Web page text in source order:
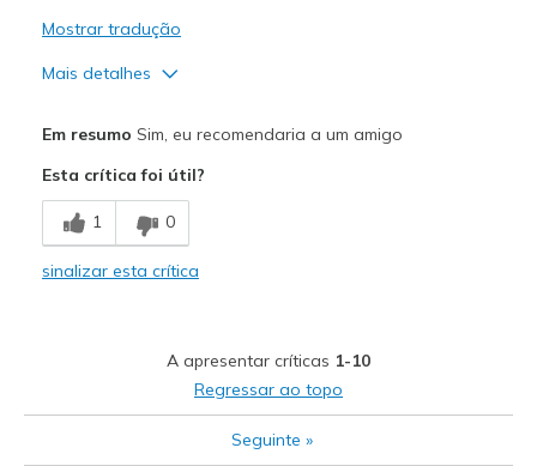
View On Shoes
Mostrar tradução
Mais detalhes
Breathe Well
Comfortable
Less forever
Em resumo Sim, eu recomendaria a um amigo
Esta crítica foi útil?
1 0
sinalizar esta crítica
A apresentar críticas 1-10
Regressar ao topo
Seguinte »